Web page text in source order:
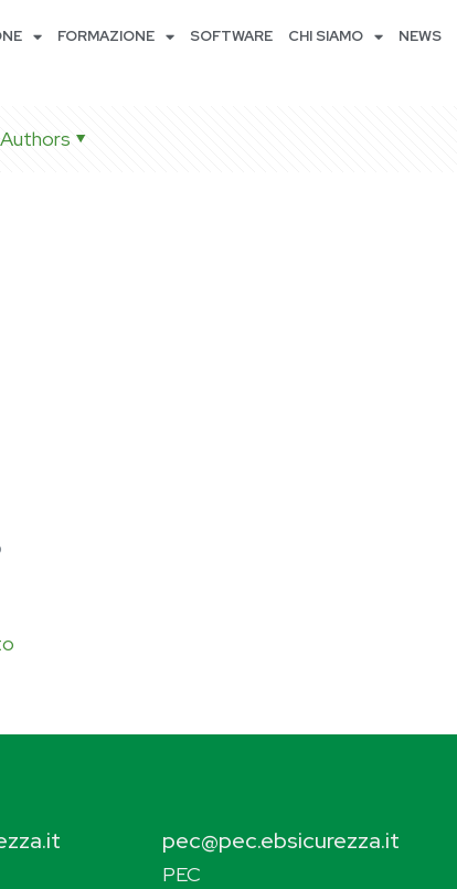
FORMAZIONE SOFTWARE CHI SIAMO NEWS
Authors
pec@pec.ebsicurezza.it
PEC